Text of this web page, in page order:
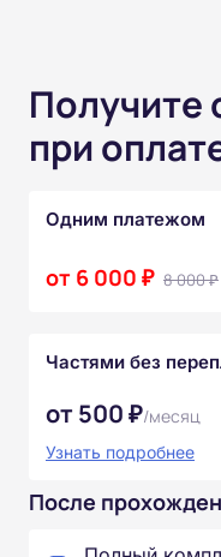
Получите
при
Одним платежом
от 6 000 ₽ 8 000 ₽
Частями без
от 500 ₽/месяц
Узнать подробнее
После